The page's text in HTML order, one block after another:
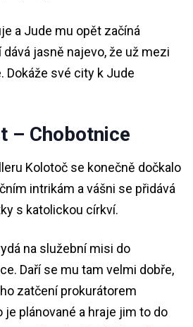
a Jude mu opět začíná
dává jasně najevo, že už mezi
Dokáže své city k Jude
– Chobotnice
Kolotoč se konečně dočkalo
intrikám a vášni se přidává
s katolickou církví.
na služební misi do
Daří se mu tam velmi dobře,
zatčení prokurátorem
plánované a hraje jim to do